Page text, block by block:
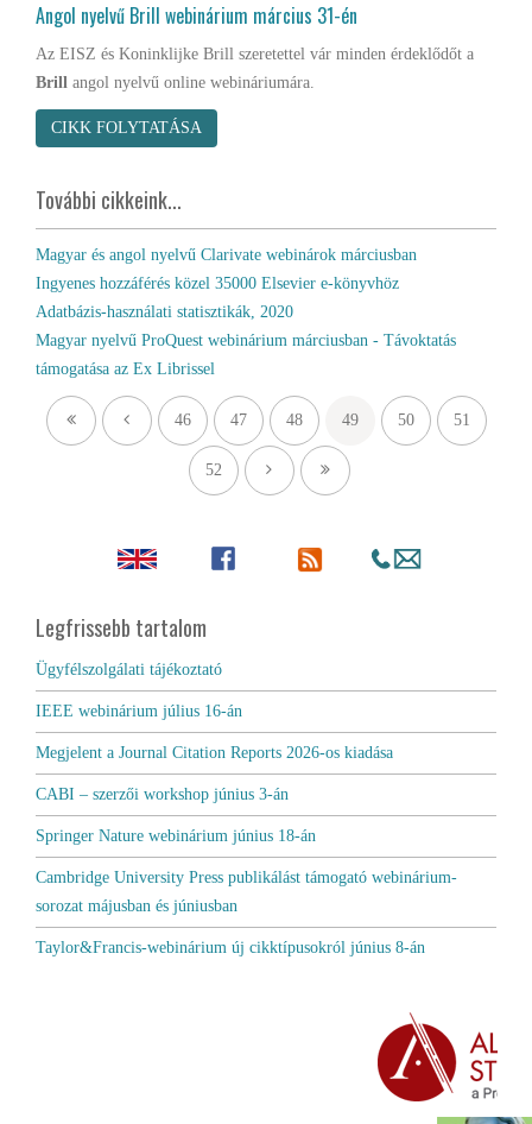
Angol nyelvű Brill webinárium március 31-én
Az EISZ és Koninklijke Brill szeretettel vár minden érdeklődőt a
Brill angol nyelvű online webináriumára.
CIKK FOLYTATÁSA
További cikkeink...
Magyar és angol nyelvű Clarivate webinárok márciusban
Ingyenes hozzáférés közel 35000 Elsevier e-könyvhöz
Adatbázis-használati statisztikák, 2020
Magyar nyelvű ProQuest webinárium márciusban - Távoktatás
támogatása az Ex Librissel
46 47 48 49 50 51
52
Legfrissebb tartalom
Ügyfélszolgálati tájékoztató
IEEE webinárium július 16-án
Megjelent a Journal Citation Reports 2026-os kiadása
CABI – szerzői workshop június 3-án
Springer Nature webinárium június 18-án
Cambridge University Press publikálást támogató webinárium-
sorozat májusban és júniusban
Taylor&Francis-webinárium új cikktípusokról június 8-án